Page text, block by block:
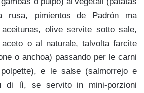
o pulpo) ai vegetali (patatas
rusa, pimientos de Padrón ma
aceitunas, olive servite sotto sale,
o al naturale, talvolta farcite
o anchoa) passando per le carni
e le salse (salmorrejo e
di lì, se servito in mini-porzioni